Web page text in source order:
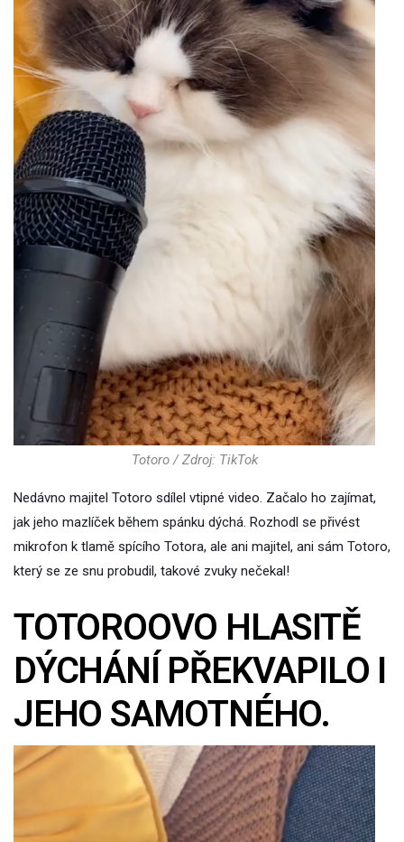
Totoro / Zdroj: TikTok
Nedávno majitel Totoro sdílel vtipné video. Začalo ho zajímat,
jak jeho mazlíček během spánku dýchá. Rozhodl se přivést
mikrofon k tlamě spícího Totora, ale ani majitel, ani sám Totoro,
který se ze snu probudil, takové zvuky nečekal!
TOTOROOVO HLASITĚ
DÝCHÁNÍ PŘEKVAPILO I
JEHO SAMOTNÉHO.